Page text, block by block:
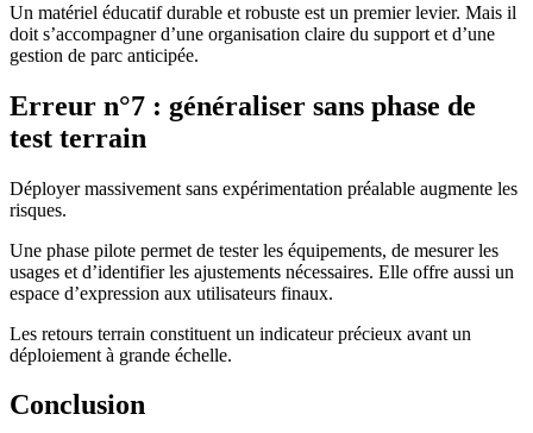
Un matériel éducatif durable et robuste est un premier levier. Mais il
doit s’accompagner d’une organisation claire du support et d’une
gestion de parc anticipée.
Erreur n°7 : généraliser sans phase de
test terrain
Déployer massivement sans expérimentation préalable augmente les
risques.
Une phase pilote permet de tester les équipements, de mesurer les
usages et d’identifier les ajustements nécessaires. Elle offre aussi un
espace d’expression aux utilisateurs finaux.
Les retours terrain constituent un indicateur précieux avant un
déploiement à grande échelle.
Conclusion